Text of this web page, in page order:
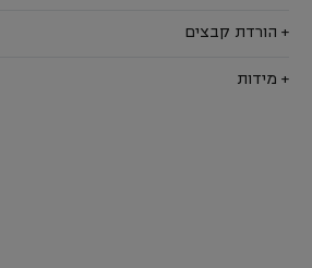
+ הורדת קבצים
+ מידות